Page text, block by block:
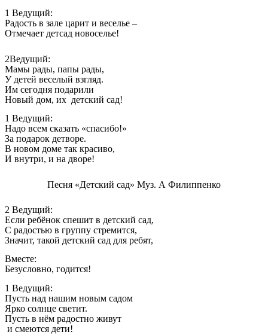
1 Ведущий:
Радость в зале царит и веселье –
Отмечает детсад новоселье!
2Ведущий:
Мамы рады, папы рады,
У детей веселый взгляд.
Им сегодня подарили
Новый дом, их детский сад!
1 Ведущий:
Надо всем сказать «спасибо!»
За подарок детворе.
В новом доме так красиво,
И внутри, и на дворе!
Песня «Детский сад» Муз. А Филиппенко
2 Ведущий:
Если ребёнок спешит в детский сад,
С радостью в группу стремится,
Значит, такой детский сад для ребят,
Вместе:
Безусловно, годится!
1 Ведущий:
Пусть над нашим новым садом
Ярко солнце светит.
Пусть в нём радостно живут
и смеются дети!